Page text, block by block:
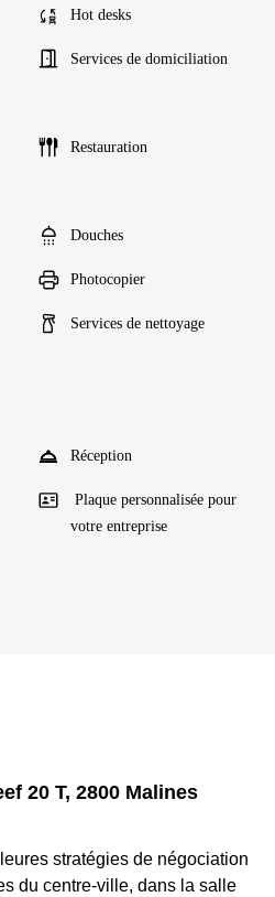
Hot desks
Services de domiciliation
Restauration
Douches
Photocopier
Services de nettoyage
Réception
Plaque personnalisée pour
votre entreprise
20 T, 2800 Malines
stratégies de négociation
du centre-ville, dans la salle